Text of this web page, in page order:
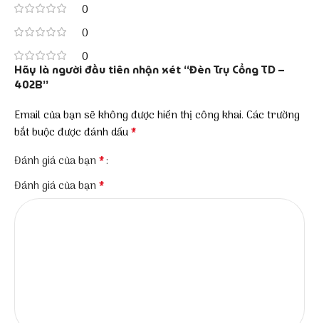
0
0
0
Hãy là người đầu tiên nhận xét “Đèn Trụ Cổng TD –
402B”
Email của bạn sẽ không được hiển thị công khai. Các trường
bắt buộc được đánh dấu*
Đánh giá của bạn*
Đánh giá của bạn*